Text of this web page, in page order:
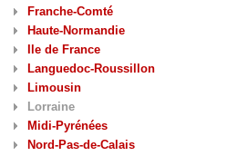
Franche-Comté
Haute-Normandie
Ile de France
Languedoc-Roussillon
Limousin
Lorraine
Midi-Pyrénées
Nord-Pas-de-Calais